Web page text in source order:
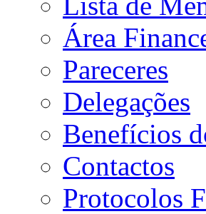
Área
Pareceres
Delegações
Benefícios
Contactos
Protocolos